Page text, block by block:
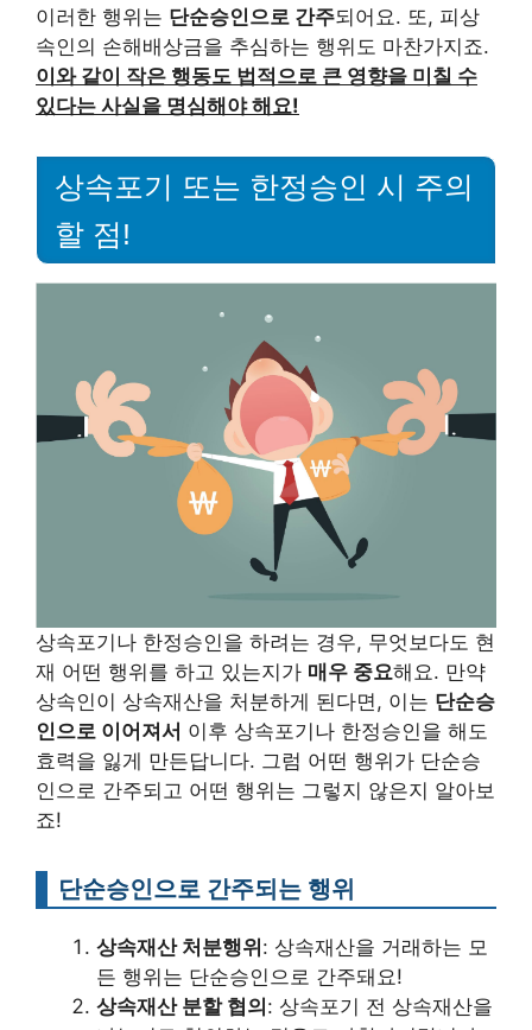
이러한 행위는 단순승인으로 간주되어요. 또, 피상
속인의 손해배상금을 추심하는 행위도 마찬가지죠.
이와 같이 작은 행동도 법적으로 큰 영향을 미칠 수
있다는 사실을 명심해야 해요!
상속포기 또는 한정승인 시 주의
할 점!
상속포기나 한정승인을 하려는 경우, 무엇보다도 현
재 어떤 행위를 하고 있는지가 매우 중요해요. 만약
상속인이 상속재산을 처분하게 된다면, 이는 단순승
인으로 이어져서 이후 상속포기나 한정승인을 해도
효력을 잃게 만든답니다. 그럼 어떤 행위가 단순승
인으로 간주되고 어떤 행위는 그렇지 않은지 알아보
죠!
단순승인으로 간주되는 행위
상속재산 처분행위: 상속재산을 거래하는 모
든 행위는 단순승인으로 간주돼요!
상속재산 분할 협의: 상속포기 전 상속재산을